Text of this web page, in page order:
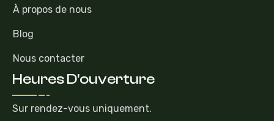
À propos de nous
Blog
Nous contacter
Heures D'ouverture
Sur rendez-vous uniquement.